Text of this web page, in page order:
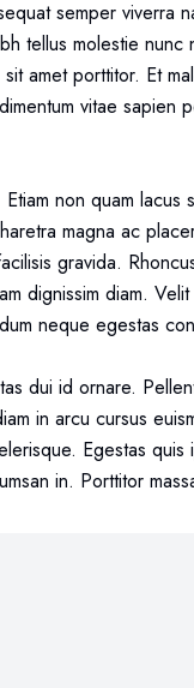
semper
tellus molestie
amet porttitor. Et
vitae sapien
non quam
magna ac
gravida.
dignissim diam.
neque egestas
dui id ornare.
in arcu cursus
Egestas
in. Porttitor